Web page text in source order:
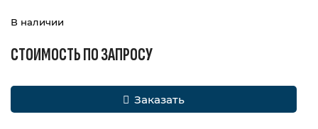
В наличии
СТОИМОСТЬ ПО ЗАПРОСУ
Заказать